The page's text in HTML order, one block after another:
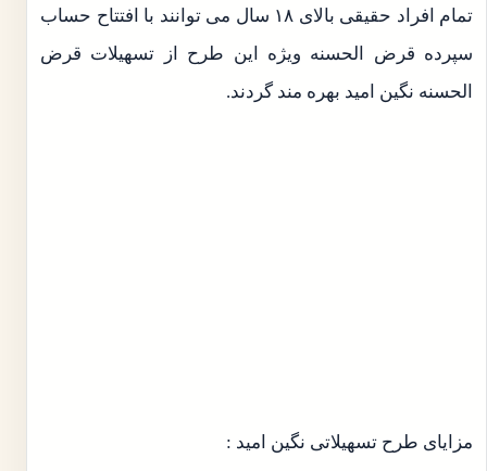
تمام افراد حقیقی بالای ۱۸ سال می توانند با افتتاح حساب
سپرده قرض الحسنه ویژه این طرح از تسهیلات قرض
الحسنه نگین امید بهره مند گردند.
مزایای طرح تسهیلاتی نگین امید :